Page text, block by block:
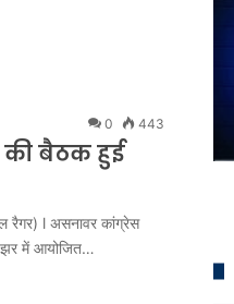
0 443
बैठक हुई
रैगर) l असनावर कांग्रेस
झर में आयोजित…